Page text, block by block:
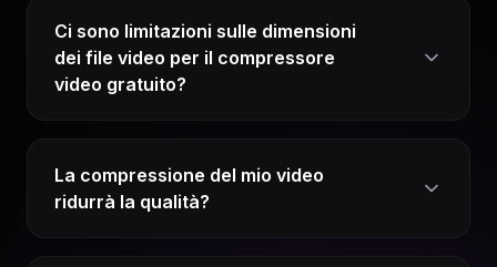
Ci sono limitazioni sulle dimensioni
dei file video per il compressore
video gratuito?
La compressione del mio video
ridurrà la qualità?